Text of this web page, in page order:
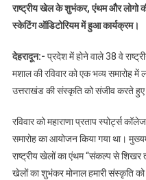
राष्ट्रीय खेल के शुभंकर, एंथम और लोगो
स्केटिंग ऑडिटोरियम में हुआ कार्यक्रम।
देहरादून:- प्रदेश में होने वाले 38 वे
मशाल की रविवार को एक भव्य समारोह
उत्तराखंड की संस्कृति को संजीव करते हुए
रविवार को महाराणा प्रताप स्पोर्ट्स
समारोह का आयोजन किया गया था।
राष्ट्रीय खेलों का एंथम “संकल्प से शिखर
खेलों का शुभंकर मोनाल हमारी संस्कृति